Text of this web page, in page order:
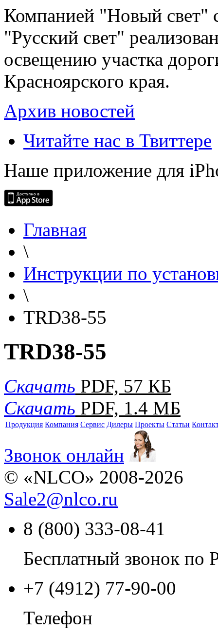
Компанией "Новый свет"
"Русский свет"
освещению участка
Красноярского края.
Архив новостей
Читайте нас в Твиттере
Наше приложение для
Главная
\
Инструкции по
\
TRD38-55
TRD38-55
Скачать PDF, 57 КБ
Скачать PDF, 1.4 МБ
Продукция Компания Сервис Дилеры Проекты Статьи
Звонок онлайн
© «NLCO» 2008-2026
Sale2@nlco.ru
8 (800) 333-08-41
Бесплатный звонок по
+7 (4912) 77-90-00
Телефон